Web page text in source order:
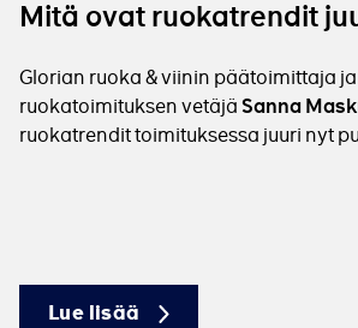
Mitä ovat ruokatrendit
Glorian ruoka & viinin päätoimittaja ja
ruokatoimituksen vetäjä Sanna
ruokatrendit toimituksessa juuri nyt
Lue lisää